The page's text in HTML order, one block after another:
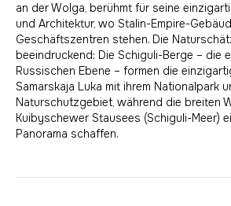
an der Wolga, berühmt für seine
und Architektur, wo Stalin-Empire-
Geschäftszentren stehen. Die
beeindruckend: Die Schiguli-Berge – die
Russischen Ebene – formen die
Samarskaja Luka mit ihrem Nationalpark
Naturschutzgebiet, während die breiten
Kuibyschewer Stausees (Schiguli-Meer)
Panorama schaffen.